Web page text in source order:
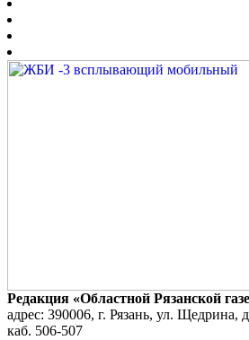
Редакция «Областной Рязанской
адрес: 390006, г. Рязань, ул.
каб. 506-507